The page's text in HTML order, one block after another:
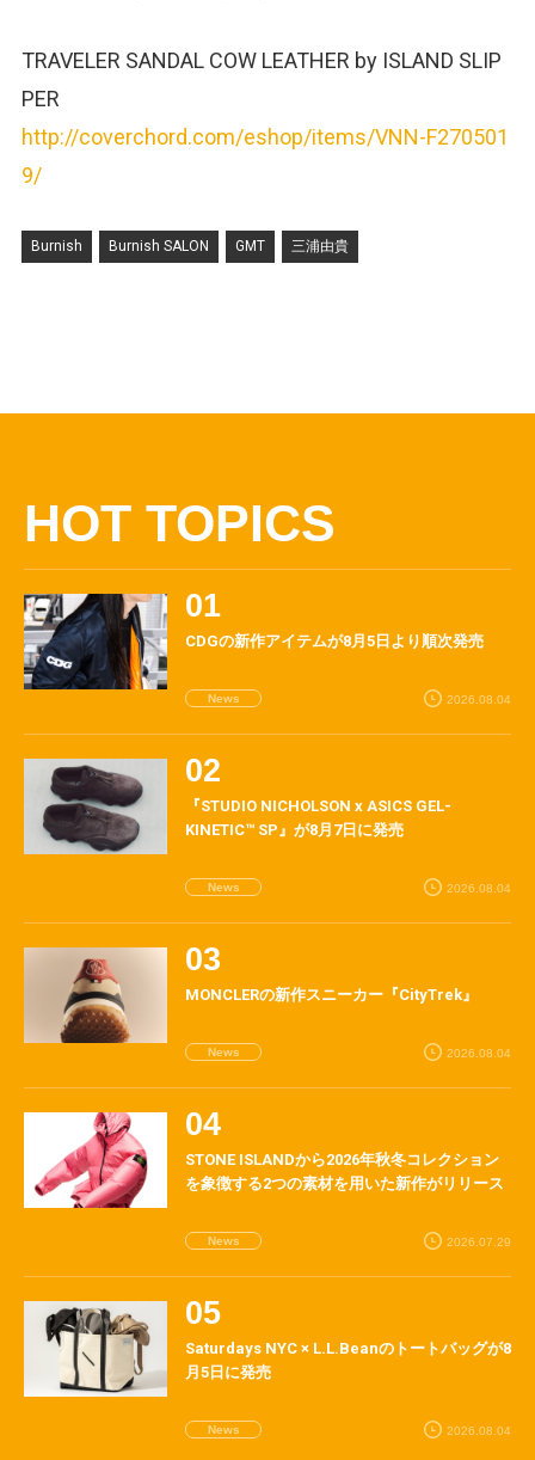
TRAVELER SANDAL COW LEATHER by ISLAND SLIP
PER
http://coverchord.com/eshop/items/VNN-F270501
9/
Burnish Burnish SALON GMT 三浦由貴
HOT TOPICS
CDGの新作アイテムが8月5日より順次発売
News 2026.08.04
『STUDIO NICHOLSON x ASICS GEL-
KINETIC™ SP』が8月7日に発売
News 2026.08.04
MONCLERの新作スニーカー『CityTrek』
News 2026.08.04
STONE ISLANDから2026年秋冬コレクション
を象徴する2つの素材を用いた新作がリリース
News 2026.07.29
Saturdays NYC × L.L.Beanのトートバッグが8
月5日に発売
News 2026.08.04